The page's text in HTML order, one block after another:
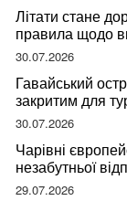
Літати стане
правила щодо
30.07.2026
Гавайський
закритим для
відвідувачів
30.07.2026
Чарівні
незабутньої
29.07.2026